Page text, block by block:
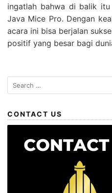
ingatlah bahwa di balik
Java Mice Pro. Dengan
acara ini bisa berjalan
positif yang besar bagi
CONTACT US